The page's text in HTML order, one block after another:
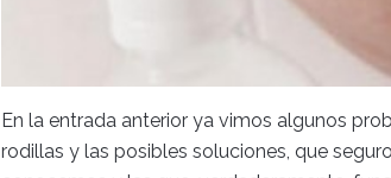
En la entrada anterior ya vimos algunos
rodillas y las posibles soluciones, que